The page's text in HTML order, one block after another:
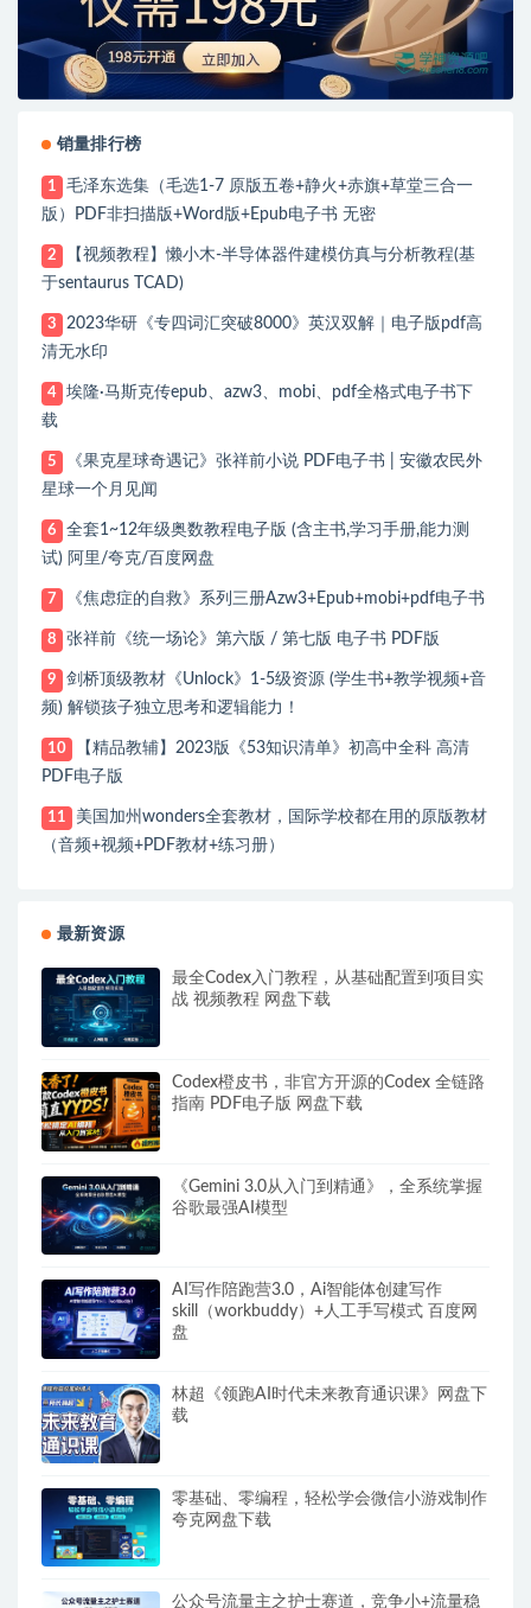
销量排行榜
1
毛泽东选集（毛选1-7 原版五卷+静火+赤旗+草堂三合一
版）PDF非扫描版+Word版+Epub电子书 无密
2
【视频教程】懒小木-半导体器件建模仿真与分析教程(基
于sentaurus TCAD)
3
2023华研《专四词汇突破8000》英汉双解｜电子版pdf高
清无水印
4
埃隆·马斯克传epub、azw3、mobi、pdf全格式电子书下
载
5
《果克星球奇遇记》张祥前小说 PDF电子书 | 安徽农民外
星球一个月见闻
6
全套1~12年级奥数教程电子版 (含主书,学习手册,能力测
试) 阿里/夸克/百度网盘
7 《焦虑症的自救》系列三册Azw3+Epub+mobi+pdf电子书
8 张祥前《统一场论》第六版 / 第七版 电子书 PDF版
9
剑桥顶级教材《Unlock》1-5级资源 (学生书+教学视频+音
频) 解锁孩子独立思考和逻辑能力！
10
【精品教辅】2023版《53知识清单》初高中全科 高清
PDF电子版
11
美国加州wonders全套教材，国际学校都在用的原版教材
（音频+视频+PDF教材+练习册）
最新资源
最全Codex入门教程，从基础配置到项目实
战 视频教程 网盘下载
Codex橙皮书，非官方开源的Codex 全链路
指南 PDF电子版 网盘下载
《Gemini 3.0从入门到精通》，全系统掌握
谷歌最强AI模型
AI写作陪跑营3.0，Ai智能体创建写作
skill（workbuddy）+人工手写模式 百度网
盘
林超《领跑AI时代未来教育通识课》网盘下
载
零基础、零编程，轻松学会微信小游戏制作
夸克网盘下载
公众号流量主之护士赛道，竞争小+流量稳